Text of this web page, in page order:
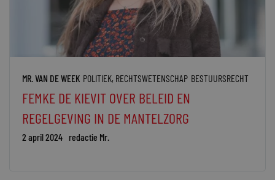
MR. VAN DE WEEK POLITIEK, RECHTSWETENSCHAP BESTUURSRECHT
FEMKE DE KIEVIT OVER BELEID EN
REGELGEVING IN DE MANTELZORG
2 april 2024 redactie Mr.